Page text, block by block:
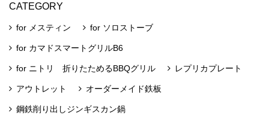
CATEGORY
for メスティン for ソロストーブ
for カマドスマートグリルB6
for ニトリ 折りたためるBBQグリル レプリカプレート
アウトレット オーダーメイド鉄板
鋼鉄削り出しジンギスカン鍋